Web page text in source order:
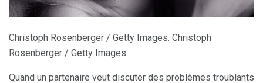
Christoph Rosenberger / Getty Images. Christoph
Rosenberger / Getty Images
Quand un partenaire veut discuter des problèmes troublants